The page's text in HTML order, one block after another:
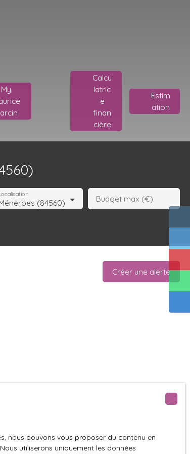
My
Calcu
latric
e
finan
cière
Estim
ation
(84560) Budget max (€)
Créer une alerte
nous pouvons vous proposer du contenu en
utiliserons uniquement les données